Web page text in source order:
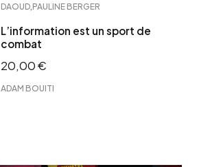
DAOUD PAULINE BERGER
L’information est un sport de
combat
20,00€
ADAM BOUITI